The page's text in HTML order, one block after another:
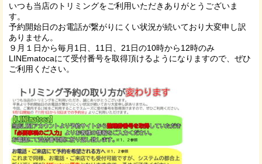
いつも当店のトリミングをご利用いただきありがとうございま
す。
予約開始日のお電話が繋がりにくい状況が続いており大変申し訳
ありません。
９月１日から毎月1日、11日、21日の10時から12時のみ
LINEmatocaにて受付番号を取得頂けるようになりますので、ぜひ
ご利用ください。